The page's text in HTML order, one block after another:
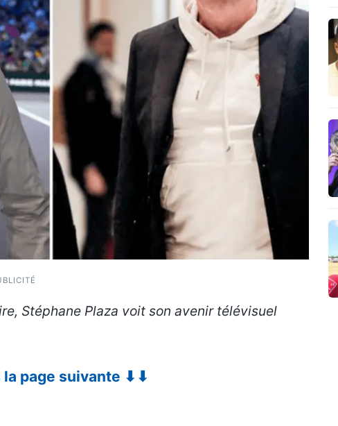
Stéphane Plaza voit son avenir télévisuel
la page suivante ⬇⬇